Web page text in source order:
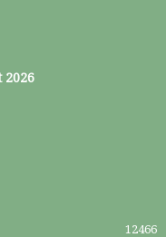
2026
12466